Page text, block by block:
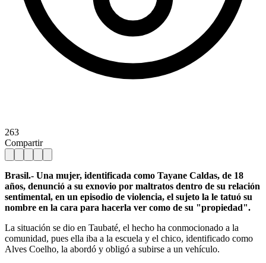
263
Compartir
Brasil.- Una mujer, identificada como Tayane Caldas, de 18
años, denunció a su exnovio por maltratos dentro de su relación
sentimental, en un episodio de violencia, el sujeto la le tatuó su
nombre en la cara para hacerla ver como de su "propiedad".
La situación se dio en Taubaté, el hecho ha conmocionado a la
comunidad, pues ella iba a la escuela y el chico, identificado como
Alves Coelho, la abordó y obligó a subirse a un vehículo.